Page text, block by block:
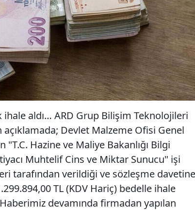
ihale aldı… ARD Grup Bilişim Teknolojileri
Devlet Malzeme Ofisi Genel
Hazine ve Maliye Bakanlığı Bilgi
Muhtelif Cins ve Miktar Sunucu" işi
tarafından verildiği ve sözleşme davetine
TL (KDV Hariç) bedelle ihale
devamında firmadan yapılan